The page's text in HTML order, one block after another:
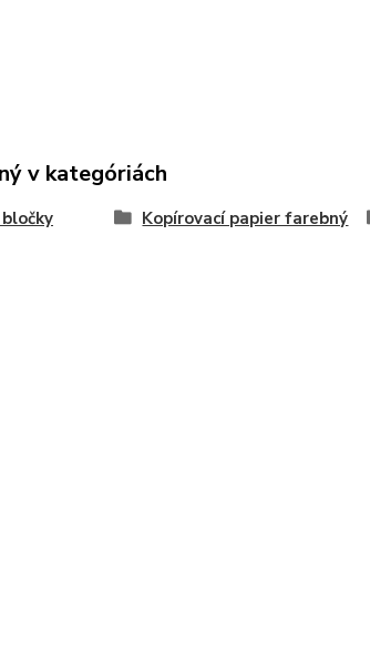
v kategóriách
Kopírovací papier farebný